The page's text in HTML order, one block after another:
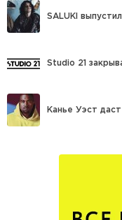
SALUKI
Studio 21
Канье Уэст